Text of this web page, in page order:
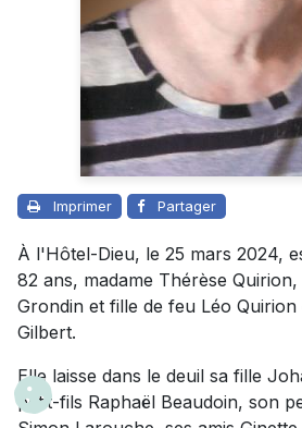
Imprimer Partager
À l'Hôtel-Dieu, le 25 mars 2024,
82 ans, madame Thérèse
Grondin et fille de feu Léo Quirion
Gilbert.
Elle laisse dans le deuil sa fille
petit-fils Raphaël Beaudoin, son